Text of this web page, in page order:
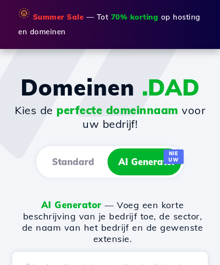
🌞 Summer Sale — Tot 70% korting op hosting
en domeinen
Domeinen .DAD
Kies de perfecte domeinnaam voor
uw bedrijf!
Standard AI Generator
NIE
UW
AI Generator — Voeg een korte
beschrijving van je bedrijf toe, de sector,
de naam van het bedrijf en de gewenste
extensie.